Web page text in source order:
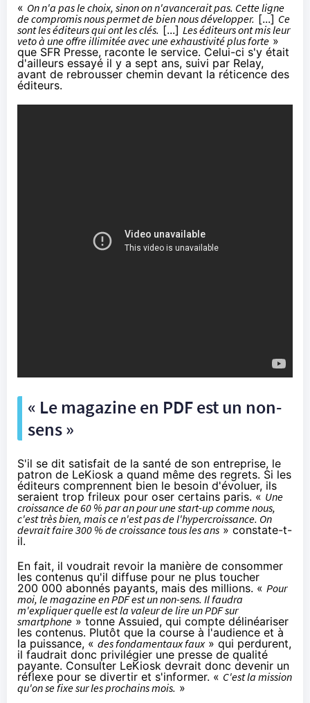
« On n'a pas le choix, sinon on n'avancerait pas. Cette ligne
de compromis nous permet de bien nous développer. [...] Ce
sont les éditeurs qui ont les clés. [...] Les éditeurs ont mis leur
veto à une offre illimitée avec une exhaustivité plus forte »
que SFR Presse, raconte le service. Celui-ci s'y était
d'ailleurs essayé il y a sept ans, suivi par Relay,
avant de rebrousser chemin devant la réticence des
éditeurs.
« Le magazine en PDF est un non-
sens »
S'il se dit satisfait de la santé de son entreprise, le
patron de LeKiosk a quand même des regrets. Si les
éditeurs comprennent bien le besoin d'évoluer, ils
seraient trop frileux pour oser certains paris. « Une
croissance de 60 % par an pour une start-up comme nous,
c'est très bien, mais ce n'est pas de l'hypercroissance. On
devrait faire 300 % de croissance tous les ans » constate-t-
il.
En fait, il voudrait revoir la manière de consommer
les contenus qu'il diffuse pour ne plus toucher
200 000 abonnés payants, mais des millions. « Pour
moi, le magazine en PDF est un non-sens. Il faudra
m'expliquer quelle est la valeur de lire un PDF sur
smartphone » tonne Assuied, qui compte délinéariser
les contenus. Plutôt que la course à l'audience et à
la puissance, « des fondamentaux faux» qui perdurent,
il faudrait donc privilégier une presse de qualité
payante. Consulter LeKiosk devrait donc devenir un
réflexe pour se divertir et s'informer. « C'est la mission
qu'on se fixe sur les prochains mois. »